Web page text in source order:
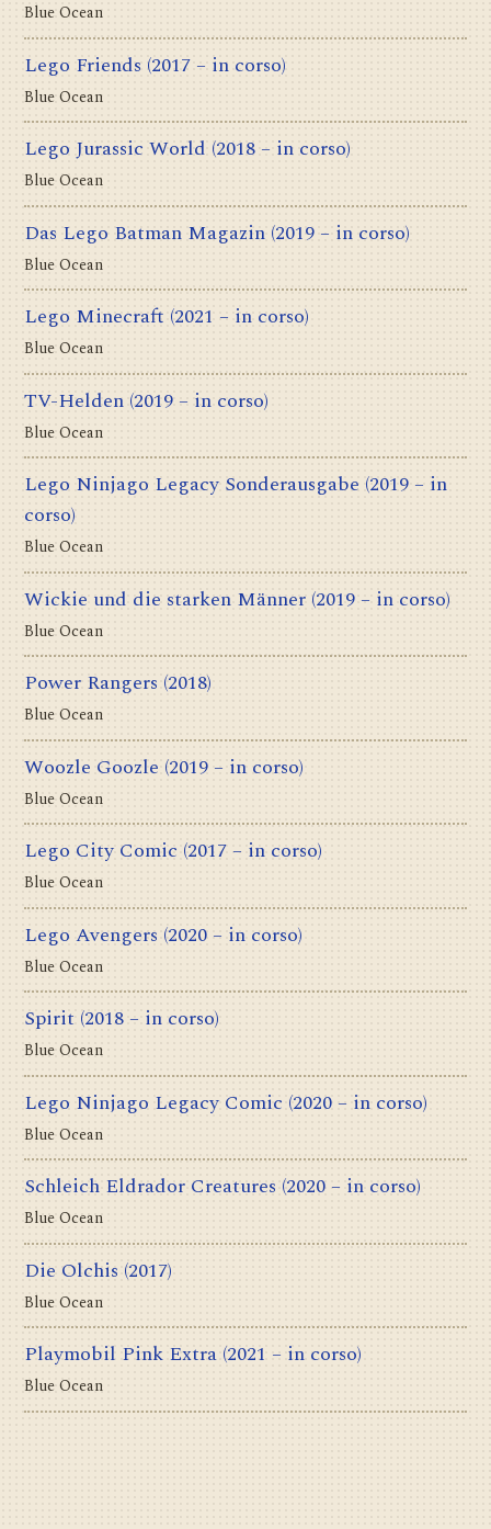
Blue Ocean
Lego Friends (2017 – in corso)
Blue Ocean
Lego Jurassic World (2018 – in corso)
Blue Ocean
Das Lego Batman Magazin (2019 – in corso)
Blue Ocean
Lego Minecraft (2021 – in corso)
Blue Ocean
TV-Helden (2019 – in corso)
Blue Ocean
Lego Ninjago Legacy Sonderausgabe (2019 – in
corso)
Blue Ocean
Wickie und die starken Männer (2019 – in corso)
Blue Ocean
Power Rangers (2018)
Blue Ocean
Woozle Goozle (2019 – in corso)
Blue Ocean
Lego City Comic (2017 – in corso)
Blue Ocean
Lego Avengers (2020 – in corso)
Blue Ocean
Spirit (2018 – in corso)
Blue Ocean
Lego Ninjago Legacy Comic (2020 – in corso)
Blue Ocean
Schleich Eldrador Creatures (2020 – in corso)
Blue Ocean
Die Olchis (2017)
Blue Ocean
Playmobil Pink Extra (2021 – in corso)
Blue Ocean